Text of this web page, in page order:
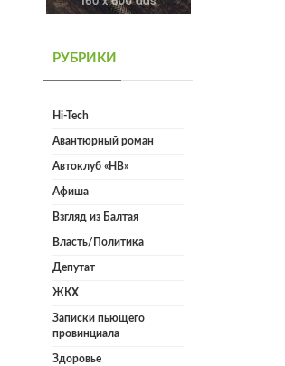
РУБРИКИ
Hi-Tech
Авантюрный роман
Автоклуб «НВ»
Афиша
Взгляд из Балтая
Власть/Политика
Депутат
ЖКХ
Записки пьющего
провинциала
Здоровье